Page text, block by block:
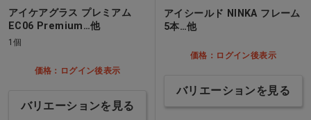
アイケアグラス プレミアム
EC06 Premium…他
1個
価格：ログイン後表示
バリエーションを見る
アイシールド NINKA フレーム
5本…他
価格：ログイン後表示
バリエーションを見る